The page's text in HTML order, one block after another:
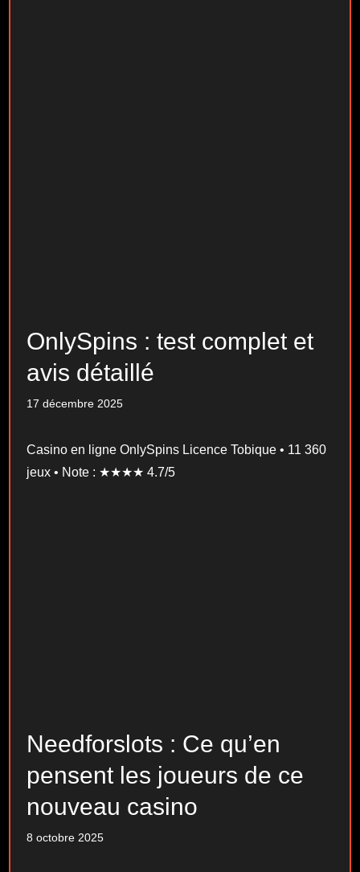
OnlySpins : test complet et
avis détaillé
17 décembre 2025
Casino en ligne OnlySpins Licence Tobique • 11 360
jeux • Note : ★★★★ 4.7/5
Needforslots : Ce qu’en
pensent les joueurs de ce
nouveau casino
8 octobre 2025